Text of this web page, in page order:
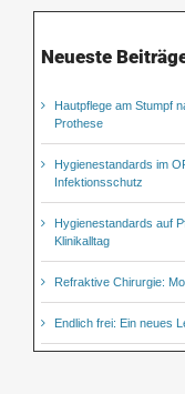
Neueste
Hautpflege am Stumpf
Prothese
Hygienestandards im
Infektionsschutz
Hygienestandards auf
Klinikalltag
Refraktive Chirurgie:
Endlich frei: Ein neues